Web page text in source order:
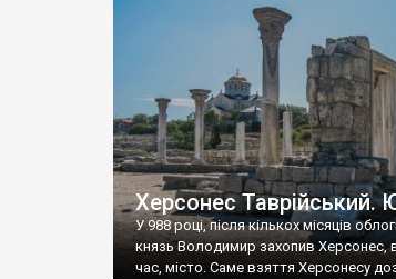
візантійської доби. Раритети
культурної спадщини ЮНЕСКО
Офіційно – на виставку «Золото
влада в Україні вважають це лише […]
Херсонес
У 988 році, після кількох місяців
князь Володимир захопив Херсонес,
час, місто. Саме взяття Херсонесу